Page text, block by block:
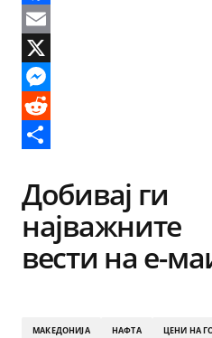
Facebook
Email
X
Messenger
Reddit
Добивај ги
најважните
вести на е-
МАКЕДОНИЈА НАФТА ЦЕНИ НА